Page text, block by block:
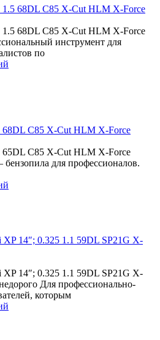
1.5 68DL C85 X-Cut HLM X-Force
1.5 68DL C85 X-Cut HLM X-Force
инструмент для
по
68DL C85 X-Cut HLM X-Force
65DL C85 X-Cut HLM X-Force
для профессионалов.
XP 14″; 0.325 1.1 59DL SP21G X-
XP 14″; 0.325 1.1 59DL SP21G X-
Для профессионально-
которым